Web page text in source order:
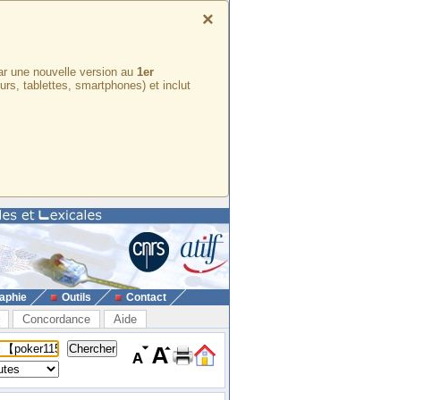
×
une nouvelle version au 1er
tablettes, smartphones) et inclut
Outils Contact
Concordance Aide